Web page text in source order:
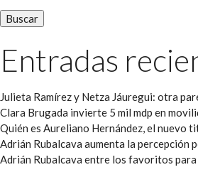
Entradas
Julieta Ramírez y Netza Jáuregui: otra
Clara Brugada invierte 5 mil mdp en
Quién es Aureliano Hernández, el nuevo
Adrián Rubalcava aumenta la percepción
Adrián Rubalcava entre los favoritos